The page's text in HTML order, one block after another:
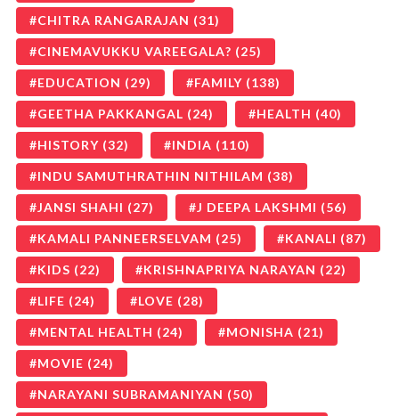
CHITRA RANGARAJAN (31)
CINEMAVUKKU VAREEGALA? (25)
EDUCATION (29) FAMILY (138)
GEETHA PAKKANGAL (24) HEALTH (40)
HISTORY (32) INDIA (110)
INDU SAMUTHRATHIN NITHILAM (38)
JANSI SHAHI (27) J DEEPA LAKSHMI (56)
KAMALI PANNEERSELVAM (25) KANALI (87)
KIDS (22) KRISHNAPRIYA NARAYAN (22)
LIFE (24) LOVE (28)
MENTAL HEALTH (24) MONISHA (21)
MOVIE (24)
NARAYANI SUBRAMANIYAN (50)